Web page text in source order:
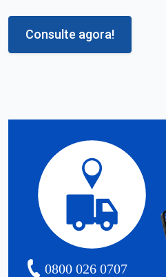
Consulte agora!
0800 026 0707